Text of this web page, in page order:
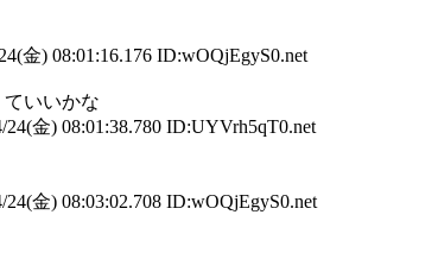
金) 08:01:16.176 ID:wOQjEgyS0.net
いいかな
24(金) 08:01:38.780 ID:UYVrh5qT0.net
24(金) 08:03:02.708 ID:wOQjEgyS0.net